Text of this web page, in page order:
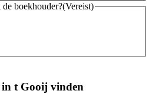
boekhouder?(Vereist)
in t Gooij vinden